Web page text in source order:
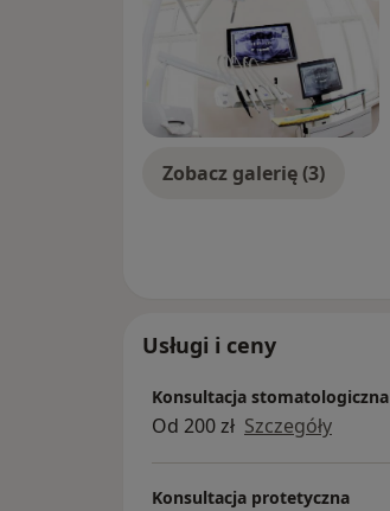
Zobacz galerię (3)
Usługi i ceny
Konsultacja stomatologiczna
Od 200 zł Szczegóły
Konsultacja protetyczna